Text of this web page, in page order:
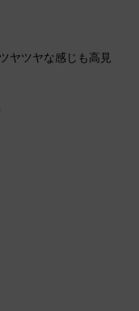
ヤツヤな感じも高見